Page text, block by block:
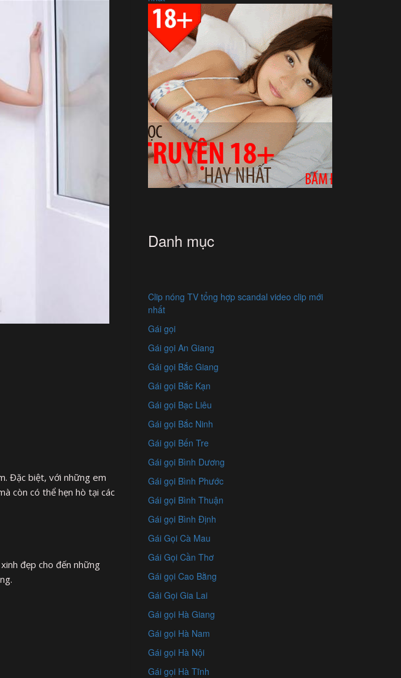
Đặc biệt, với những em
còn có thể hẹn hò tại các
đẹp cho đến những
Danh mục
Clip nóng TV tổng hợp scandal video clip mới
nhất
Gái gọi
Gái gọi An Giang
Gái gọi Bắc Giang
Gái gọi Bắc Kạn
Gái gọi Bạc Liêu
Gái gọi Bắc Ninh
Gái gọi Bến Tre
Gái gọi Bình Dương
Gái gọi Bình Phước
Gái gọi Bình Thuận
Gái gọi Bình Định
Gái Gọi Cà Mau
Gái Gọi Cần Thơ
Gái gọi Cao Bằng
Gái Gọi Gia Lai
Gái gọi Hà Giang
Gái gọi Hà Nam
Gái gọi Hà Nội
Gái gọi Hà Tĩnh